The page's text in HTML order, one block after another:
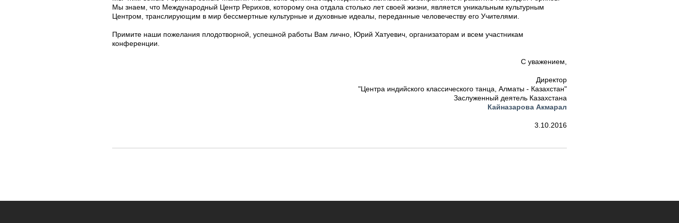
Мы знаем, что Международный Центр Рерихов, которому она отдала столько лет своей жизни, является уникальным культурным
Центром, транслирующим в мир бессмертные культурные и духовные идеалы, переданные человечеству его Учителями.
Примите наши пожелания плодотворной, успешной работы Вам лично, Юрий Хатуевич, организаторам и всем участникам
конференции.
С уважением,
Директор
"Центра индийского классического танца, Алматы - Казахстан"
Заслуженный деятель Казахстана
Кайназарова Акмарал
3.10.2016